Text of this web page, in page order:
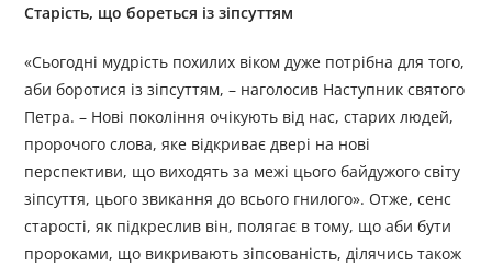
Старість, що бореться із зіпсуттям
«Сьогодні мудрість похилих віком дуже потрібна для того,
аби боротися із зіпсуттям, – наголосив Наступник святого
Петра. – Нові покоління очікують від нас, старих людей,
пророчого слова, яке відкриває двері на нові
перспективи, що виходять за межі цього байдужого світу
зіпсуття, цього звикання до всього гнилого». Отже, сенс
старості, як підкреслив він, полягає в тому, що аби бути
пророками, що викривають зіпсованість, ділячись також